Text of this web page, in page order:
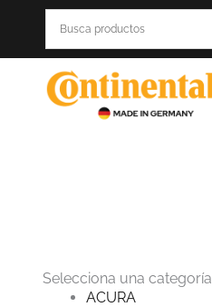
Selecciona una categoría
ACURA